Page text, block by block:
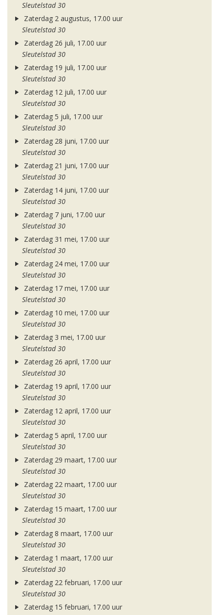
Sleutelstad 30
Zaterdag 2 augustus, 17.00 uur
Sleutelstad 30
Zaterdag 26 juli, 17.00 uur
Sleutelstad 30
Zaterdag 19 juli, 17.00 uur
Sleutelstad 30
Zaterdag 12 juli, 17.00 uur
Sleutelstad 30
Zaterdag 5 juli, 17.00 uur
Sleutelstad 30
Zaterdag 28 juni, 17.00 uur
Sleutelstad 30
Zaterdag 21 juni, 17.00 uur
Sleutelstad 30
Zaterdag 14 juni, 17.00 uur
Sleutelstad 30
Zaterdag 7 juni, 17.00 uur
Sleutelstad 30
Zaterdag 31 mei, 17.00 uur
Sleutelstad 30
Zaterdag 24 mei, 17.00 uur
Sleutelstad 30
Zaterdag 17 mei, 17.00 uur
Sleutelstad 30
Zaterdag 10 mei, 17.00 uur
Sleutelstad 30
Zaterdag 3 mei, 17.00 uur
Sleutelstad 30
Zaterdag 26 april, 17.00 uur
Sleutelstad 30
Zaterdag 19 april, 17.00 uur
Sleutelstad 30
Zaterdag 12 april, 17.00 uur
Sleutelstad 30
Zaterdag 5 april, 17.00 uur
Sleutelstad 30
Zaterdag 29 maart, 17.00 uur
Sleutelstad 30
Zaterdag 22 maart, 17.00 uur
Sleutelstad 30
Zaterdag 15 maart, 17.00 uur
Sleutelstad 30
Zaterdag 8 maart, 17.00 uur
Sleutelstad 30
Zaterdag 1 maart, 17.00 uur
Sleutelstad 30
Zaterdag 22 februari, 17.00 uur
Sleutelstad 30
Zaterdag 15 februari, 17.00 uur